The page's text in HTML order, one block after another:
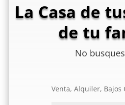
La Casa de
de tu
No
Venta, Alquiler, Bajos